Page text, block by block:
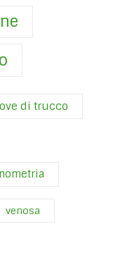
di trucco
venosa